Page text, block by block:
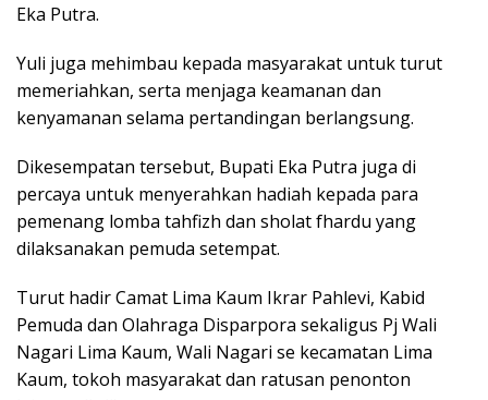
Eka Putra.
Yuli juga mehimbau kepada masyarakat untuk turut
memeriahkan, serta menjaga keamanan dan
kenyamanan selama pertandingan berlangsung.
Dikesempatan tersebut, Bupati Eka Putra juga di
percaya untuk menyerahkan hadiah kepada para
pemenang lomba tahfizh dan sholat fhardu yang
dilaksanakan pemuda setempat.
Turut hadir Camat Lima Kaum Ikrar Pahlevi, Kabid
Pemuda dan Olahraga Disparpora sekaligus Pj Wali
Nagari Lima Kaum, Wali Nagari se kecamatan Lima
Kaum, tokoh masyarakat dan ratusan penonton